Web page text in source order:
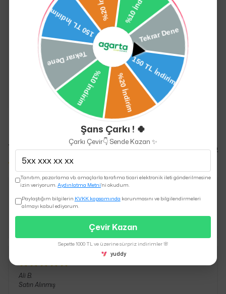
Mango Sabunu Nasıl Kullanılır?
Katı Sabunu elinizde biraz su ile
köpürterek cildinize masaj yaparak
temizleyiniz.
Cildinizde 1-2 dakika bekleterek ılık su
ile durulayınız.
El,yüz ve vücut için kullanıma uygundur.
Kuru ve serin yerde muhafaza ediniz.
125 gr
Yorumlar Yorum Yap
9 değerlendirmeye göre
İbrahim A.
Satın Alınmış
AliB.
Satın Alınmış
Şans Çarkı ! 🍀
Çarkı Çevir👇 Sende Kazan ✨
Tanıtım, pazarlama vb. amaçlarla tarafıma ticari elektronik ileti gönderilmesine
izin veriyorum.Aydınlatma Metni'ni okudum.
Paylaştığım bilgilerin KVKK kapsamında korunmasını ve bilgilendirmeleri
almayı kabul ediyorum.
Çevir Kazan
Sepette 1000 TL ve üzerine sürpriz indirimler 🌸
yuddy